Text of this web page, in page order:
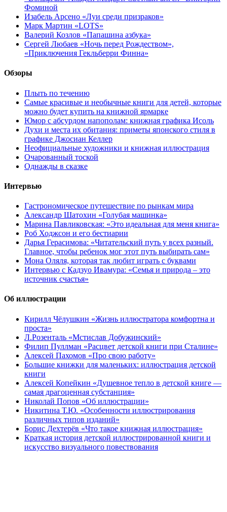
Фоминой
Изабель Арсено «Луи среди призраков»
Марк Мартин «LOTS»
Валерий Козлов «Папашина азбука»
Сергей Любаев «Ночь перед Рождеством»,
«Приключения Гекльберри Финна»
Обзоры
Плыть по течению
Самые красивые и необычные книги для детей, которые
можно будет купить на книжной ярмарке
Юмор с абсурдом напополам: книжная графика Исоль
Духи и места их обитания: приметы японского стиля в
графике Джосиан Келлер
Неофициальные художники и книжная иллюстрация
Очарованный тоской
Однажды в сказке
Интервью
Гастрономическое путешествие по рынкам мира
Александр Шатохин «Голубая машинка»
Марина Павликовская: «Это идеальная для меня книга»
Роб Ходжсон и его бестиарии
Дарья Герасимова: «Читательский путь у всех разный.
Главное, чтобы ребенок мог этот путь выбирать сам»
Мона Оляля, которая так любит играть с буквами
Интервью с Кадзуо Ивамура: «Семья и природа – это
источник счастья»
Об иллюстрации
Кирилл Чёлушкин «Жизнь иллюстратора комфортна и
проста»
Л.Розенталь «Мстислав Добужинский»
Филип Пуллман «Расцвет детской книги при Сталине»
Алексей Пахомов «Про свою работу»
Большие книжки для маленьких: иллюстрация детской
книги
Алексей Копейкин «Душевное тепло в детской книге —
самая драгоценная субстанция»
Николай Попов «Об иллюстрации»
Никитина Т.Ю. «Особенности иллюстрирования
различных типов изданий»
Борис Дехтерёв «Что такое книжная иллюстрация»
Краткая история детской иллюстрированной книги и
искусство визуального повествования